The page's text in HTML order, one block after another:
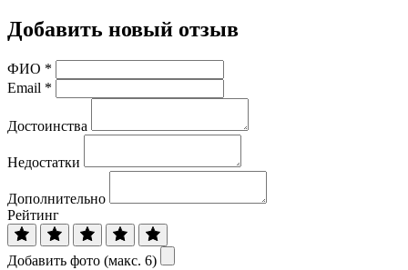
Добавить новый отзыв
ФИО *
Email *
Достоинства
Недостатки
Дополнительно
Рейтинг
Добавить фото (макс. 6)